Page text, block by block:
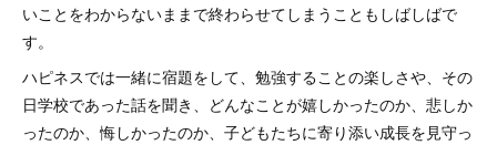
いことをわからないままで終わらせてしまうこともしばしばで
す。
ハピネスでは一緒に宿題をして、勉強することの楽しさや、その
日学校であった話を聞き、どんなことが嬉しかったのか、悲しか
ったのか、悔しかったのか、子どもたちに寄り添い成長を見守っ